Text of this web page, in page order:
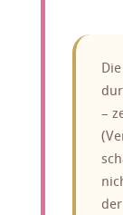
–